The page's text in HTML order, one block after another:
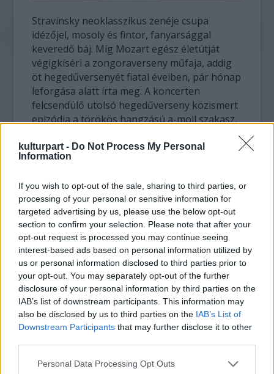
kulturpart - Do Not Process My Personal
Information
If you wish to opt-out of the sale, sharing to third parties, or
processing of your personal or sensitive information for
targeted advertising by us, please use the below opt-out
section to confirm your selection. Please note that after your
opt-out request is processed you may continue seeing
interest-based ads based on personal information utilized by
us or personal information disclosed to third parties prior to
your opt-out. You may separately opt-out of the further
disclosure of your personal information by third parties on the
IAB’s list of downstream participants. This information may
also be disclosed by us to third parties on the IAB’s List of
Downstream Participants that may further disclose it to other
Please note that this website/app uses one or more Google
Personal Data Processing Opt Outs
Stravinsky neoklasszikus zenéje csupa
idézőjel, mosoly és fintor, fanyarsággal
keveredő báj. Míg Mozart egész életútját
végigkíséri a zongoraverseny műfaja, addig
öt hegedűversenyét fiatal éveiben, pár hónap
leforgása alatt írta meg. A koncerten
felcsendülő utolsó hegedűverseny közismert
epizódja a törökös hangzású a-moll szakasz,
közé tartozik, és a Szöktetés a szerájból
hangulatvilágának korai előfutára. E
Barnabás tolmácsolja majd. Dvořák VII.
szimfóniája a kreatív újra értelmezésének
szép példája: a mű csupa Brahms- és
Beethoven-inspiráció, mégis valami sajátosan
és eredetien nagyszabású, dvořáki kerekedik
ki belőle. Az est karmestere a mexikói
Alondra de la Parra lesz, aki 2017-től az
ausztráliai Queensland Szimfonikus Zenekar
igazgatójaként töri át az üvegplafont.
Alondra de la Parra és Kelemen
Barnabás